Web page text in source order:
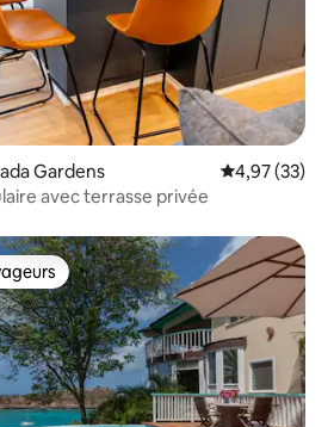
Gardens Évaluation
4,97 (33)
avec terrasse privée
les plus appréciés